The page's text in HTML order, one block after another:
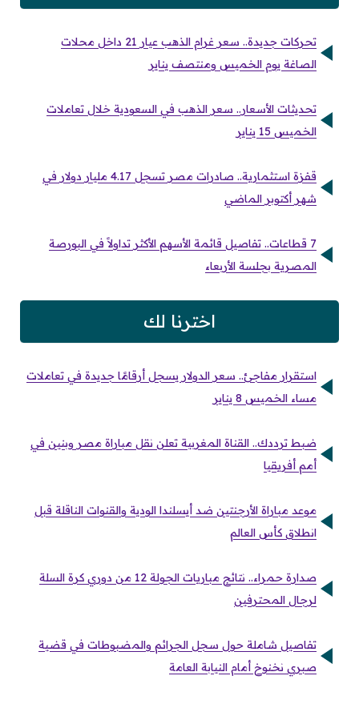
تحركات جديدة.. سعر غرام الذهب عيار 21 داخل محلات
الصاغة يوم الخميس ومنتصف يناير
تحديثات الأسعار.. سعر الذهب في السعودية خلال تعاملات
الخميس 15 يناير
قفزة استثمارية.. صادرات مصر تسجل 4.17 مليار دولار في
شهر أكتوبر الماضي
7 قطاعات.. تفاصيل قائمة الأسهم الأكثر تداولاً في البورصة
المصرية بجلسة الأربعاء
اخترنا لك
استقرار مفاجئ.. سعر الدولار يسجل أرقامًا جديدة في تعاملات
مساء الخميس 8 يناير
ضبط ترددك.. القناة المغربية تعلن نقل مباراة مصر وبنين في
أمم أفريقيا
موعد مباراة الأرجنتين ضد أيسلندا الودية والقنوات الناقلة قبل
انطلاق كأس العالم
صدارة حمراء.. نتائج مباريات الجولة 12 من دوري كرة السلة
لرجال المحترفين
تفاصيل شاملة حول سجل الجرائم والمضبوطات في قضية
صبري نخنوخ أمام النيابة العامة